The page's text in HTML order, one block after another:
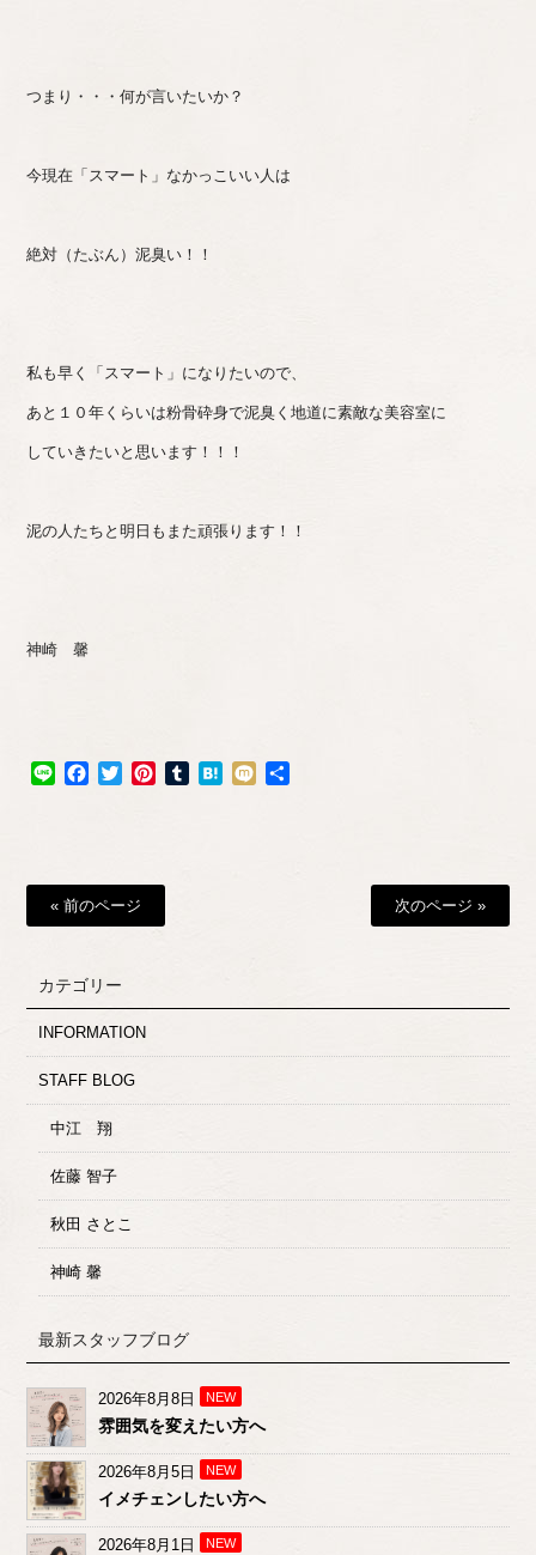
つまり・・・何が言いたいか？
今現在「スマート」なかっこいい人は
絶対（たぶん）泥臭い！！
私も早く「スマート」になりたいので、
あと１０年くらいは粉骨砕身で泥臭く地道に素敵な美容室に
していきたいと思います！！！
泥の人たちと明日もまた頑張ります！！
神崎 馨
Line Facebook
TwitterPinterestTumblrHatena
Mixi
« 前のページ 次のページ »
カテゴリー
INFORMATION
STAFF BLOG
中江 翔
佐藤 智子
秋田 さとこ
神崎 馨
最新スタッフブログ
2026年8月8日 NEW
雰囲気を変えたい方へ
2026年8月5日 NEW
イメチェンしたい方へ
2026年8月1日 NEW